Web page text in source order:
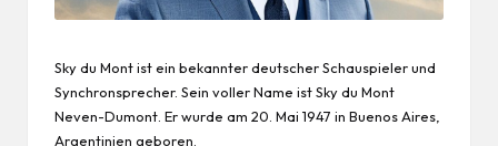
Sky du Mont ist ein bekannter deutscher Schauspieler und
Synchronsprecher. Sein voller Name ist Sky du Mont
Neven-Dumont. Er wurde am 20. Mai 1947 in Buenos Aires,
Argentinien geboren.